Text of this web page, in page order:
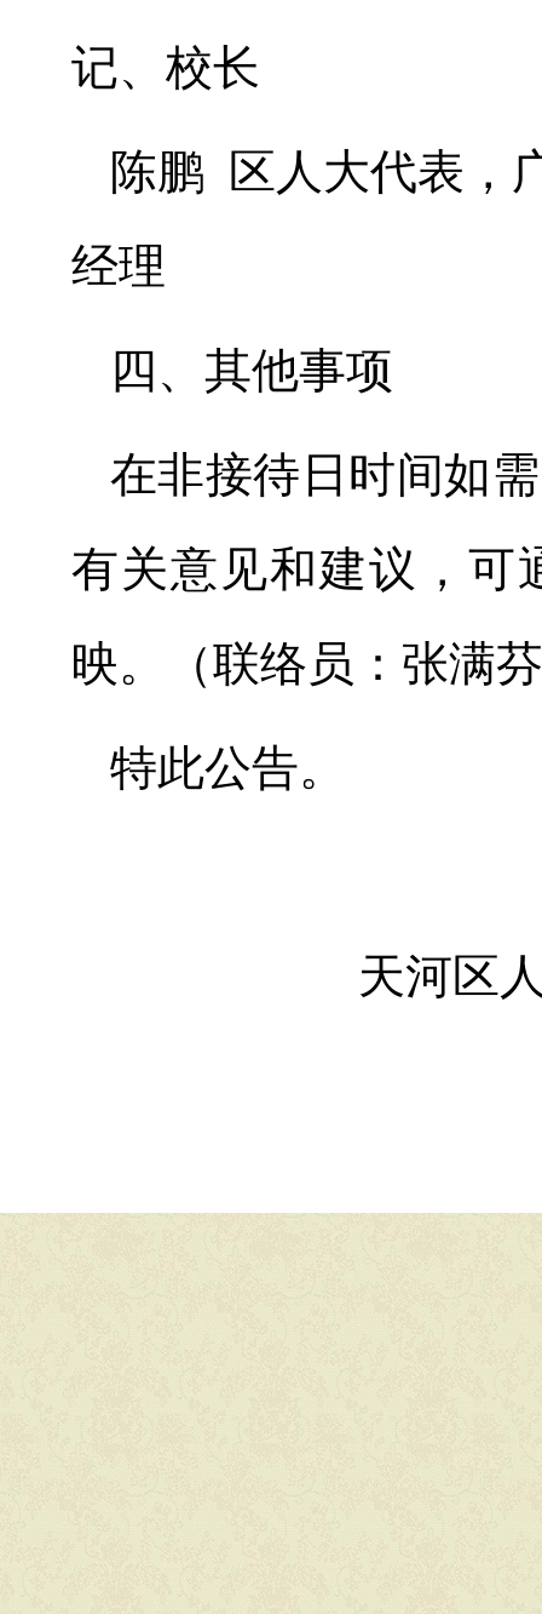
记、校长
陈鹏 区人大代表，
经理
四、其他事项
在非接待日时间如
有关意见和建议，可
映。（联络员：张满
特此公告。
天河区